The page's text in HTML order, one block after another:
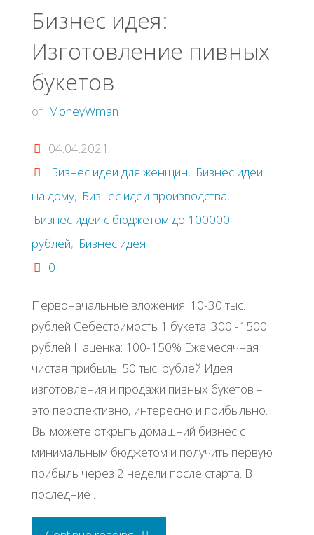
Бизнес идея:
Изготовление пивных
букетов
от MoneyWman
04.04.2021
Бизнес идеи для женщин, Бизнес идеи
на дому, Бизнес идеи производства,
Бизнес идеи с бюджетом до 100000
рублей, Бизнес идея
0
Первоначальные вложения: 10-30 тыс.
рублей Себестоимость 1 букета: 300 -1500
рублей Наценка: 100-150% Ежемесячная
чистая прибыль: 50 тыс. рублей Идея
изготовления и продажи пивных букетов –
это перспективно, интересно и прибыльно.
Вы можете открыть домашний бизнес с
минимальным бюджетом и получить первую
прибыль через 2 недели после старта. В
последние …